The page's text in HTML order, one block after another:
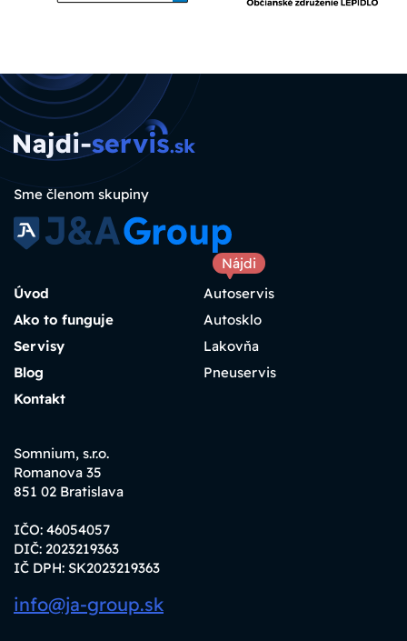
Sme členom skupiny
Úvod
Ako to funguje
Servisy
Blog
Kontakt
Nájdi
Autoservis
Autosklo
Lakovňa
Pneuservis
Somnium, s.r.o.
Romanova 35
851 02 Bratislava
IČO: 46054057
DIČ: 2023219363
IČ DPH: SK2023219363
info@ja-group.sk